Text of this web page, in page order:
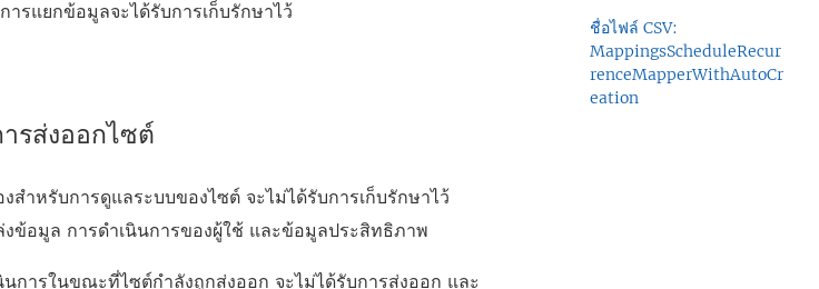
รแยกข้อมูลจะได้รับการเก็บรักษาไว้
รส่งออกไซต์
ำหรับการดูแลระบบของไซต์ จะไม่ได้รับการเก็บรักษาไว้
ข้อมูล การดำเนินการของผู้ใช้ และข้อมูลประสิทธิภาพ
การในขณะที่ไซต์กำลังถูกส่งออก จะไม่ได้รับการส่งออก และ
ชื่อไฟล์ CSV:
MappingsScheduleRecur
renceMapperWithAutoCr
eation